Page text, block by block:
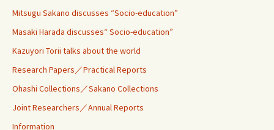
Mitsugu Sakano discusses “Socio-education”
Masaki Harada discusses“ Socio-education”
Kazuyori Torii talks about the world
Research Papers／Practical Reports
Ohashi Collections／Sakano Collections
Joint Researchers／Annual Reports
Information